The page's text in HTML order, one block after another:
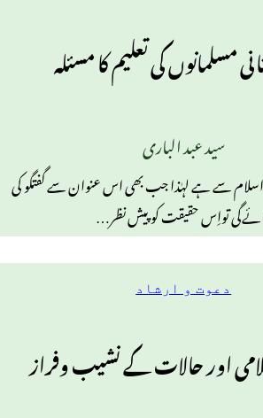
مسلمانوں کی تعلیم کا مسئلہ
سید عبد الباری
اسلام سے ہے لہٰذا جب بھی اس عنوان سے گفتگو کی
تواِس حقیقت کو پیش نظر…
دعوت و ارشاد
اور حالات کے نشیب وفراز